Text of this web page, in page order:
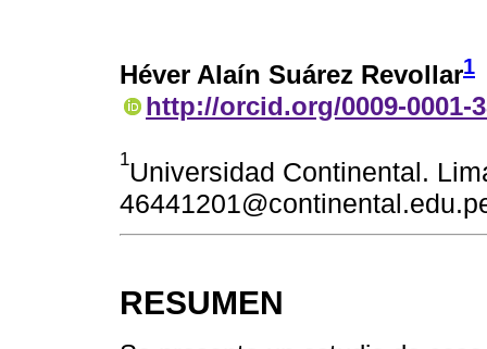
Héver Alaín Suárez Revollar1
http://orcid.org/0009-0001-
1Universidad Continental.
RESUMEN